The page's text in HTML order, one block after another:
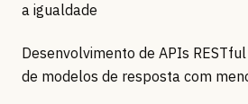
a igualdade
Desenvolvimento de APIs
de modelos de resposta com